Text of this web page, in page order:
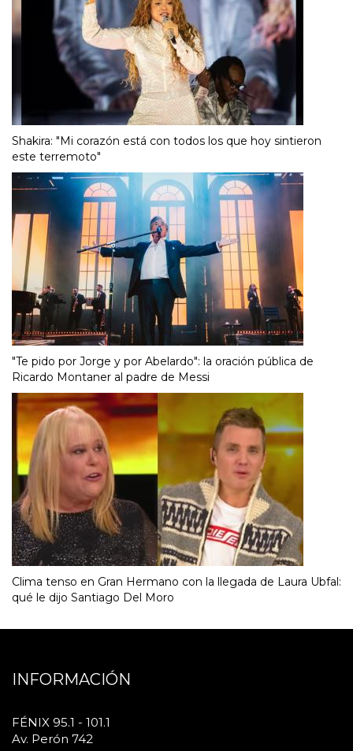
Shakira: "Mi corazón está con todos los que hoy sintieron
este terremoto"
"Te pido por Jorge y por Abelardo": la oración pública de
Ricardo Montaner al padre de Messi
Clima tenso en Gran Hermano con la llegada de Laura Ubfal:
qué le dijo Santiago Del Moro
INFORMACIÓN
FÉNIX 95.1 - 101.1
Av. Perón 742